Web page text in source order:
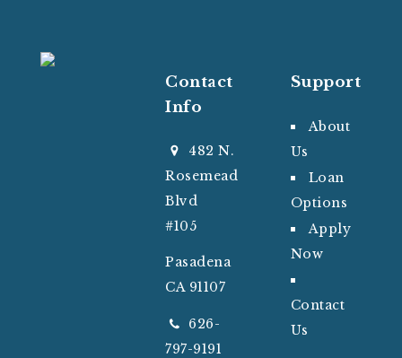
Contact
Info
482 N.
Rosemead
Blvd
#105
Pasadena
CA 91107
626-
797-9191
Support
About
Us
Loan
Options
Apply
Now
Contact
Us